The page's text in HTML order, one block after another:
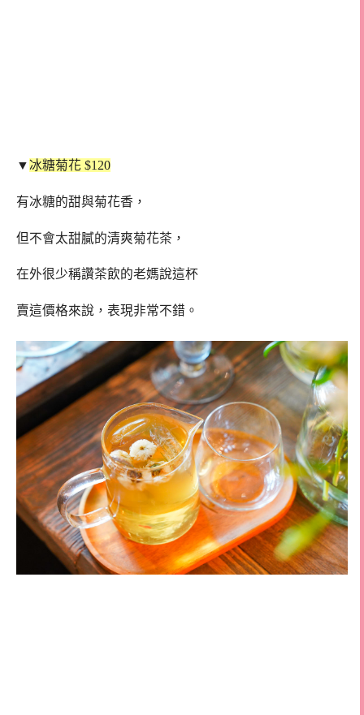
▼冰糖菊花 $120
有冰糖的甜與菊花香，
但不會太甜膩的清爽菊花茶，
在外很少稱讚茶飲的老媽說這杯
賣這價格來說，表現非常不錯。